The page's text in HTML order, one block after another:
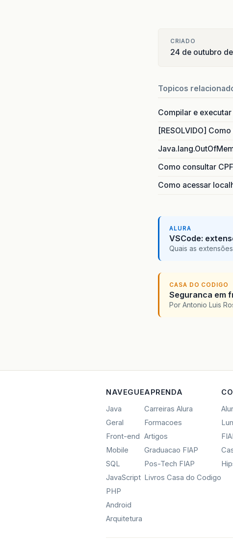
CRIADO
24 de outubro
Topicos
Compilar e
[RESOLVIDO]
Como consultar
Como acessar
ALURA
VSCode:
Quais as
CASA DO CODIGO
Seguranca em
Por Antonio Luis
NAVEGUE
Java
Geral
Front-end
Mobile
SQL
JavaScript
PHP
Android
Arquitetura
APRENDA
Carreiras Alura
Formacoes
Artigos
Graduacao FIAP
Pos-Tech FIAP
Livros Casa do Codigo